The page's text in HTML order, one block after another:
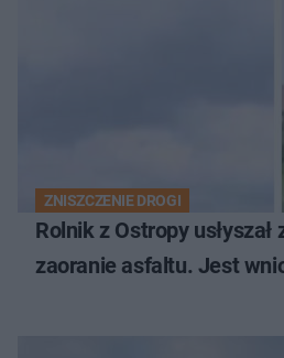
ZNISZCZENIE DROGI
Rolnik z Ostropy usłyszał
zaoranie asfaltu. Jest